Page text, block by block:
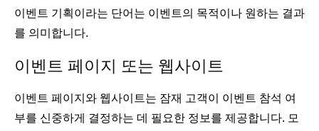
이벤트 기획이라는 단어는 이벤트의 목적이나 원하는 결과
를 의미합니다.
이벤트 페이지 또는 웹사이트
이벤트 페이지와 웹사이트는 잠재 고객이 이벤트 참석 여
부를 신중하게 결정하는 데 필요한 정보를 제공합니다. 모